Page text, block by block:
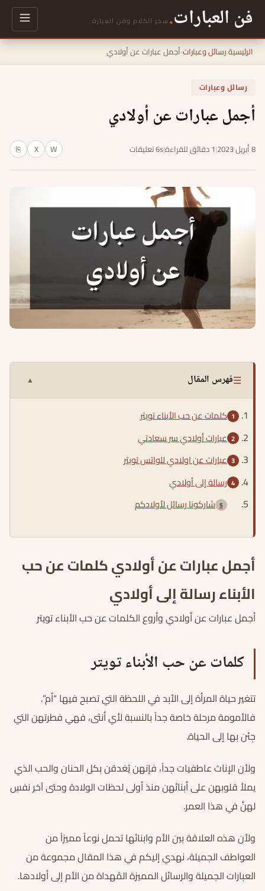
فن العبارات. سحر الكلام وفن العبارة
الرئيسية›رسائل وعبارات›أجمل عبارات عن أولادي
رسائل وعبارات
أجمل عبارات عن أولادي
8 أبريل 2023 |1 دقائق للقراءة |6s تعليقات W
X
⎘
☰فهرس المقال ▲
كلمات عن حب الأبناء تويتر
عبارات أولادي سر سعادتي
عبارات عن اولادي للواتس تويتر
رسالة إلى أولادي
شاركونا رسائل لأولادكم
أجمل عبارات عن أولادي كلمات عن حب
الأبناء رسالة إلى أولادي
أجمل عبارات عن أولادي وأروع الكلمات عن حب الأبناء تويتر
كلمات عن حب الأبناء تويتر
تتغير حياة المرأة إلى الأبد في اللحظة التي تصبح فيها “أم”.
فالأمومة مرحلة خاصة جداً بالنسبة لأي أنثى، فهي فطرتهن التي
جِئن بها إلى الحياة.
ولأن الإناث عاطفيات جداً، فإنهن يُغدقن بكل الحنان والحب الذي
يملأ قلوبهن على أبنائهن منذ أولى لحظات الولادة وحتى آخر نفسٍ
لهنَّ في هذا العمر.
ولأن هذه العلاقة بين الأم وابنائها تحمل نوعاً مميزاً من
العواطف الجميلة، نهدي إليكم في هذا المقال مجموعة من
العبارات الجميلة والرسائل المميزة المُهداة من الأم إلى أولادها.